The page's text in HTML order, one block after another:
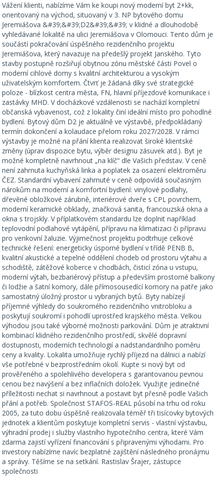
Vážení klienti, nabízíme Vám ke koupi nový moderní byt 2+kk,
orientovaný na východ, situovaný v 3. NP bytového domu
Jeremiášova &#39;&#39;D2&#39;&#39; v klidné a dlouhodobě
vyhledávané lokalitě na ulici Jeremiášova v Olomouci. Tento dům je
součástí pokračování úspěšného rezidenčního projektu
Jeremiášova, který navazuje na předešlý projekt Janského. Tyto
stavby postupně rozšiřují obytnou zónu městské části Povel o
moderní cihlové domy s kvalitní architekturou a vysokým
uživatelským komfortem. Čtvrť je žádaná díky své strategické
poloze - blízkost centra města, FN, hlavní příjezdové komunikace i
zastávky MHD. V docházkové vzdálenosti se nachází kompletní
občanská vybavenost, což z lokality činí ideální místo pro pohodlné
bydlení. Bytový dům D2 je aktuálně ve výstavbě, předpokládaný
termín dokončení a kolaudace přelom roku 2027/2028. V rámci
výstavby je možné na přání klienta realizovat široké klientské
změny (úprav dispozice bytu, výběr designu zásuvek atd.). Byt je
možné kompletně navrhnout „na klíč“ dle Vašich představ. V ceně
není zahrnuta kuchyňská linka a poplatek za osazení elektroměru
ČEZ. Standardní vybavení zahrnuté v ceně odpovídá současným
nárokům na moderní a komfortní bydlení: vinylové podlahy,
dřevěné obložkové zárubně, interiérové dveře s CPL povrchem,
moderní keramické obklady, značková sanita, francouzská okna a
okna s trojskly. V příplatkovém standardu lze doplnit například
teplovodní podlahové vytápění, přípravu na klimatizaci či přípravu
pro venkovní žaluzie. Výjimečnost projektu podtrhuje celkové
technické řešení: energeticky úsporné bydlení v třídě PENB B,
kvalitní akustické a tepelné oddělení chodeb od prostoru výtahu a
schodiště, zátěžové koberce v chodbách, čisticí zóna u vstupu,
moderní výtah, bezbariérový přístup a především prostorné balkony
či lodžie a šatní komory, dále přímosousedící komory na patře jako
samostatný úložný prostor u vybraných bytů. Byty nabízejí
příjemné výhledy do soukromého rezidenčního vnitrobloku a
poskytují soukromí i pohodlí uprostřed krajského města. Velkou
výhodou jsou také výborné možnosti parkování. Dům je atraktivní
kombinací klidného rezidenčního prostředí, skvělé dopravní
dostupnosti, moderních technologií a nadstandardního poměru
ceny a kvality. Lokalita umožňuje rychlý příjezd na dálnici a nabízí
vše potřebné v bezprostředním okolí. Kupte si nový byt od
prověřeného a spolehlivého developera s garantovanou pevnou
cenou bez navýšení a bez inflačních doložek. Využijte jedinečné
příležitosti nechat si navrhnout a postavit byt přesně podle Vašich
přání a potřeb. Společnost STAFOS-REAL působí na trhu od roku
2005, za tuto dobu úspěšně realizovala téměř tři tisícovky bytových
jednotek a klientům poskytuje kompletní servis - vlastní výstavbu,
výhradní prodej i služby vlastního hypotečního centra, které Vám
zdarma zajistí vyřízení financování s připravenými výhodami. Pro
investory nabízíme navíc bezplatné zajištění následného pronájmu
a správy. Těšíme se na setkání. Rastislav Šrajer, zástupce
společnosti